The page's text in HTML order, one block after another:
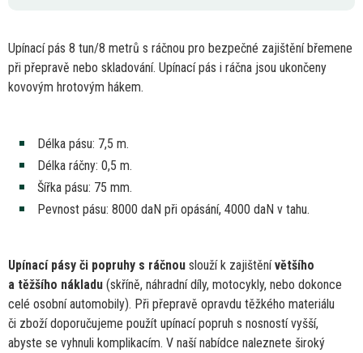
Upínací pás 8 tun/8 metrů s ráčnou pro bezpečné zajištění břemene
při přepravě nebo skladování. Upínací pás i ráčna jsou ukončeny
kovovým hrotovým hákem.
Délka pásu: 7,5 m.
Délka ráčny: 0,5 m.
Šířka pásu: 75 mm.
Pevnost pásu: 8000 daN při opásání, 4000 daN v tahu.
Upínací pásy či popruhy s ráčnou sloužík zajištěnívětšího
a těžšího nákladu (skříně, náhradní díly, motocykly, nebo dokonce
celé osobní automobily). Při přepravě opravdu těžkého materiálu
či zboží doporučujeme použít upínací popruh s nosností vyšší,
abyste se vyhnuli komplikacím. V naší nabídce naleznete široký